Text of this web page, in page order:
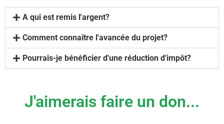
A qui est remis l'argent?
Comment connaître l'avancée du projet?
Pourrais-je bénéficier d'une réduction d'impôt?
J'aimerais faire un don...